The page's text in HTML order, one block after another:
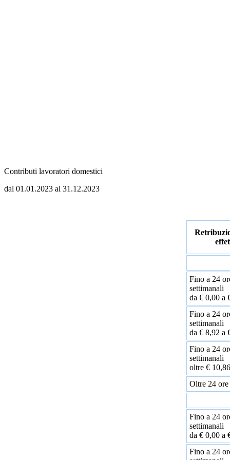
Contributi lavoratori domestici
dal 01.01.2023 al 31.12.2023
Fino a 24
settimanali
da € 0,00 a
Fino a 24
settimanali
da € 8,92 a
Fino a 24
settimanali
oltre € 10,86
Oltre 24 ore
Fino a 24
settimanali
da € 0,00 a
Fino a 24